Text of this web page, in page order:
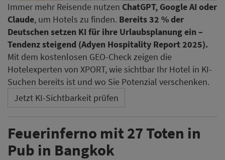
Immer mehr Reisende nutzen ChatGPT, Google AI oder
Claude, um Hotels zu finden. Bereits 32 % der
Deutschen setzen KI für ihre Urlaubsplanung ein –
Tendenz steigend (Adyen Hospitality Report 2025).
Mit dem kostenlosen GEO-Check zeigen die
Hotelexperten von XPORT, wie sichtbar Ihr Hotel in KI-
Suchen bereits ist und wo Sie Potenzial verschenken.
Jetzt KI-Sichtbarkeit prüfen
Feuerinferno mit 27 Toten in
Pub in Bangkok